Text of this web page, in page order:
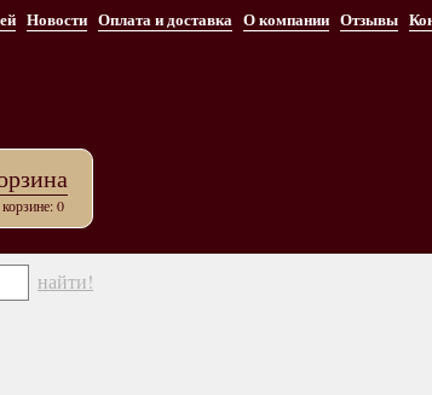
Новости Оплата и доставка О компании Отзывы
0
найти!